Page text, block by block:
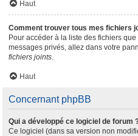
Haut
Comment trouver tous mes fichiers
Pour accéder à la liste des fichiers
messages privés, allez dans votre
fichiers joints.
Haut
Concernant phpBB
Qui a développé ce logiciel de forum
Ce logiciel (dans sa version non